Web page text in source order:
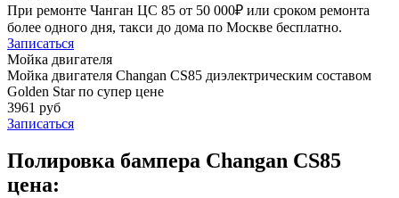
При ремонте Чанган ЦС 85 от 50 000₽ или сроком ремонта
более одного дня, такси до дома по Москве бесплатно.
Записаться
Мойка двигателя
Мойка двигателя Changan CS85 диэлектрическим составом
Golden Star по супер цене
3961 руб
Записаться
Полировка бампера Changan CS85
цена: